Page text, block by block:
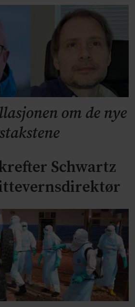
om de nye
Schwartz